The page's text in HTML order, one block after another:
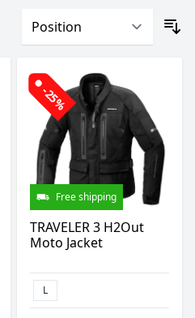
-25%
Free shipping
TRAVELER 3 H2Out
Moto Jacket
L